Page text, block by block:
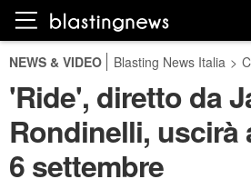
NEWS & VIDEO Blasting News Italia >
'Ride', diretto da
Rondinelli, uscirà
6 settembre